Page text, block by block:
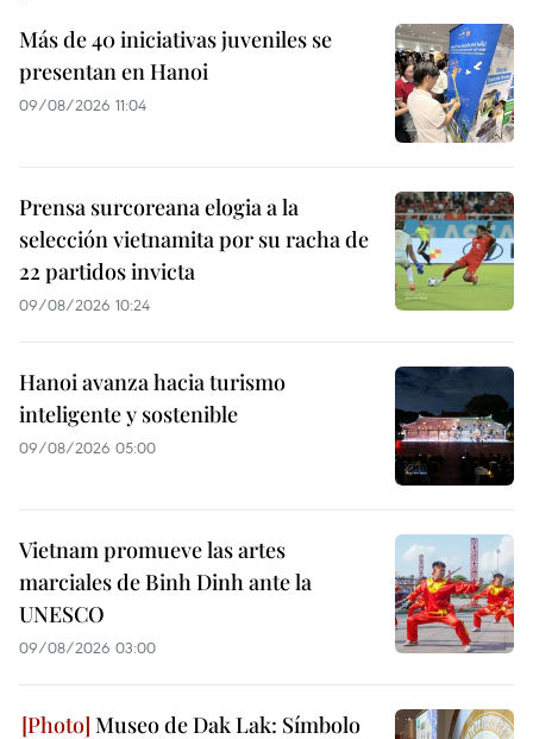
Más de 40 iniciativas juveniles se
presentan en Hanoi
09/08/2026 11:04
Prensa surcoreana elogia a la
selección vietnamita por su racha de
22 partidos invicta
09/08/2026 10:24
Hanoi avanza hacia turismo
inteligente y sostenible
09/08/2026 05:00
Vietnam promueve las artes
marciales de Binh Dinh ante la
UNESCO
09/08/2026 03:00
Museo de Dak Lak: Símbolo